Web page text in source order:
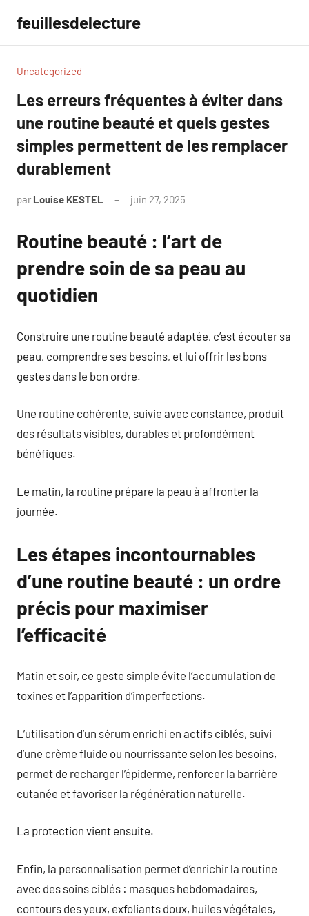
contenu
feuillesdelecture
Uncategorized
Les erreurs fréquentes à éviter dans
une routine beauté et quels gestes
simples permettent de les remplacer
durablement
par Louise KESTEL juin 27, 2025
Routine beauté : l’art de
prendre soin de sa peau au
quotidien
Construire une routine beauté adaptée, c’est écouter sa
peau, comprendre ses besoins, et lui offrir les bons
gestes dans le bon ordre.
Une routine cohérente, suivie avec constance, produit
des résultats visibles, durables et profondément
bénéfiques.
Le matin, la routine prépare la peau à affronter la
journée.
Les étapes incontournables
d’une routine beauté : un ordre
précis pour maximiser
l’efficacité
Matin et soir, ce geste simple évite l’accumulation de
toxines et l’apparition d’imperfections.
L’utilisation d’un sérum enrichi en actifs ciblés, suivi
d’une crème fluide ou nourrissante selon les besoins,
permet de recharger l’épiderme, renforcer la barrière
cutanée et favoriser la régénération naturelle.
La protection vient ensuite.
Enfin, la personnalisation permet d’enrichir la routine
avec des soins ciblés : masques hebdomadaires,
contours des yeux, exfoliants doux, huiles végétales,